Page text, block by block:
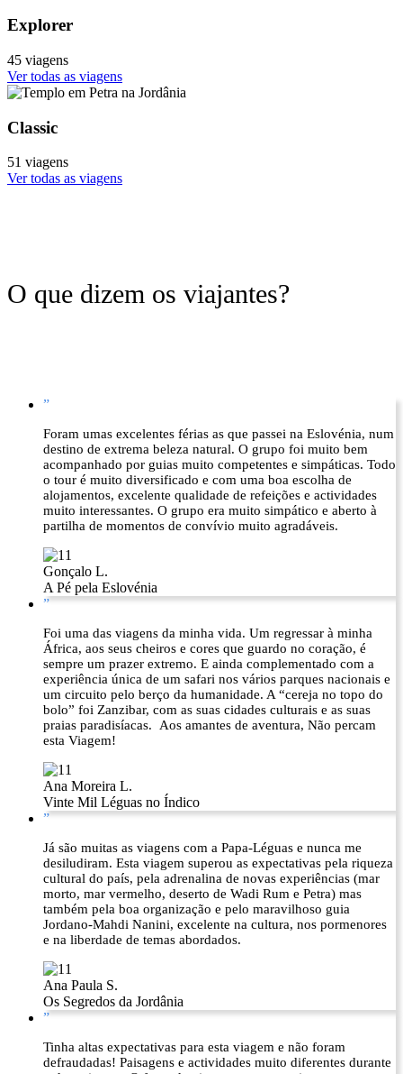
Explorer
45 viagens
Ver todas as viagens
Classic
51 viagens
Ver todas as viagens
O que dizem os viajantes?
”
Foram umas excelentes férias as que passei na Eslovénia, num
destino de extrema beleza natural. O grupo foi muito bem
acompanhado por guias muito competentes e simpáticas. Todo
o tour é muito diversificado e com uma boa escolha de
alojamentos, excelente qualidade de refeições e actividades
muito interessantes. O grupo era muito simpático e aberto à
partilha de momentos de convívio muito agradáveis.
Gonçalo L.
A Pé pela Eslovénia
”
Foi uma das viagens da minha vida. Um regressar à minha
África, aos seus cheiros e cores que guardo no coração, é
sempre um prazer extremo. E ainda complementado com a
experiência única de um safari nos vários parques nacionais e
um circuito pelo berço da humanidade. A “cereja no topo do
bolo” foi Zanzibar, com as suas cidades culturais e as suas
praias paradisíacas. Aos amantes de aventura, Não percam
esta Viagem!
Ana Moreira L.
Vinte Mil Léguas no Índico
”
Já são muitas as viagens com a Papa-Léguas e nunca me
desiludiram. Esta viagem superou as expectativas pela riqueza
cultural do país, pela adrenalina de novas experiências (mar
morto, mar vermelho, deserto de Wadi Rum e Petra) mas
também pela boa organização e pelo maravilhoso guia
Jordano-Mahdi Nanini, excelente na cultura, nos pormenores
e na liberdade de temas abordados.
Ana Paula S.
Os Segredos da Jordânia
”
Tinha altas expectativas para esta viagem e não foram
defraudadas! Paisagens e actividades muito diferentes durante